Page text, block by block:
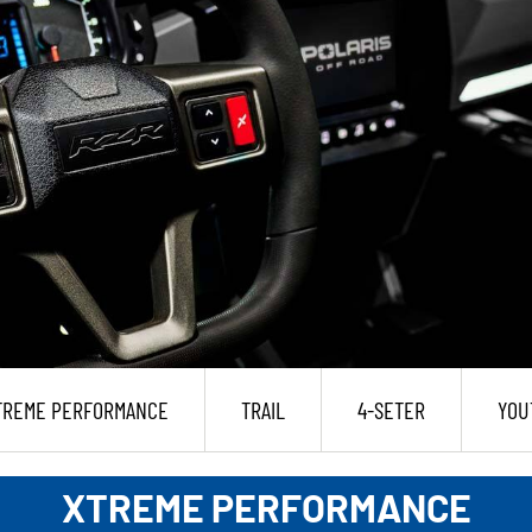
PERFORMANCE TRAIL 4-SETER
XTREME PERFORMANCE